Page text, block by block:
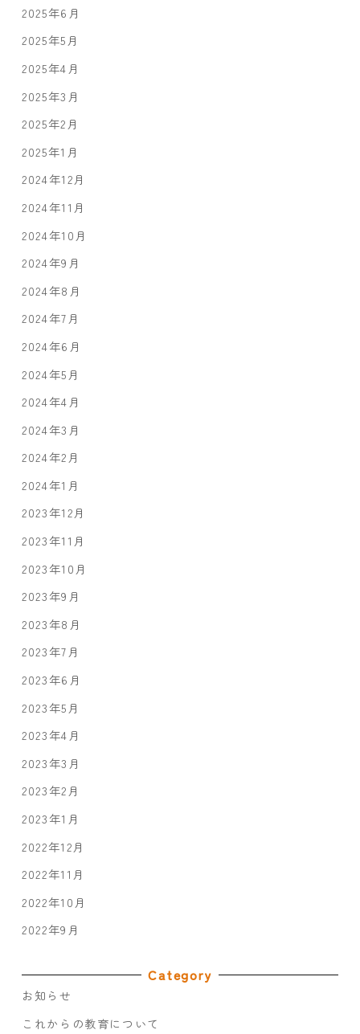
2025年6月
2025年5月
2025年4月
2025年3月
2025年2月
2025年1月
2024年12月
2024年11月
2024年10月
2024年9月
2024年8月
2024年7月
2024年6月
2024年5月
2024年4月
2024年3月
2024年2月
2024年1月
2023年12月
2023年11月
2023年10月
2023年9月
2023年8月
2023年7月
2023年6月
2023年5月
2023年4月
2023年3月
2023年2月
2023年1月
2022年12月
2022年11月
2022年10月
2022年9月
Category
お知らせ
これからの教育について